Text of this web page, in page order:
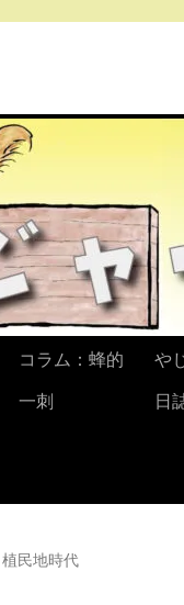
コラム：蜂的
一刺
や
日
民地時代